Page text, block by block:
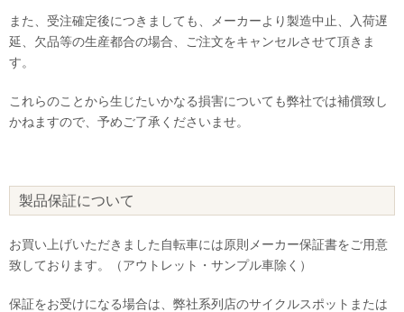
また、受注確定後につきましても、メーカーより製造中止、入荷遅
延、欠品等の生産都合の場合、ご注文をキャンセルさせて頂きま
す。
これらのことから生じたいかなる損害についても弊社では補償致し
かねますので、予めご了承くださいませ。
製品保証について
お買い上げいただきました自転車には原則メーカー保証書をご用意
致しております。（アウトレット・サンプル車除く）
保証をお受けになる場合は、弊社系列店のサイクルスポットまたは